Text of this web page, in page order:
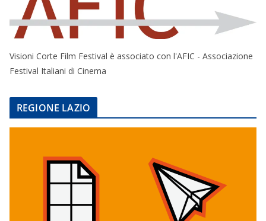
Visioni Corte Film Festival è associato con l'AFIC - Associazione
Festival Italiani di Cinema
REGIONE LAZIO